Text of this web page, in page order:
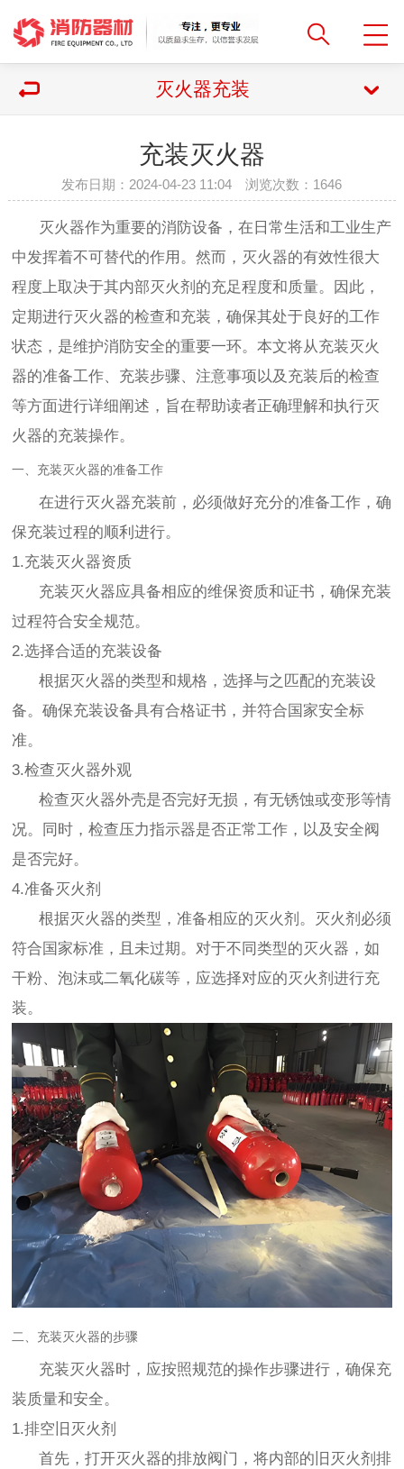
灭火器充装
充装灭火器
发布日期：2024-04-23 11:04 浏览次数： 1646
灭火器作为重要的消防设备，在日常生活和工业生产
中发挥着不可替代的作用。然而，灭火器的有效性很大
程度上取决于其内部灭火剂的充足程度和质量。因此，
定期进行灭火器的检查和充装，确保其处于良好的工作
状态，是维护消防安全的重要一环。本文将从充装灭火
器的准备工作、充装步骤、注意事项以及充装后的检查
等方面进行详细阐述，旨在帮助读者正确理解和执行灭
火器的充装操作。
一、充装灭火器的准备工作
在进行灭火器充装前，必须做好充分的准备工作，确
保充装过程的顺利进行。
1.充装灭火器资质
充装灭火器应具备相应的维保资质和证书，确保充装
过程符合安全规范。
2.选择合适的充装设备
根据灭火器的类型和规格，选择与之匹配的充装设
备。确保充装设备具有合格证书，并符合国家安全标
准。
3.检查灭火器外观
检查灭火器外壳是否完好无损，有无锈蚀或变形等情
况。同时，检查压力指示器是否正常工作，以及安全阀
是否完好。
4.准备灭火剂
根据灭火器的类型，准备相应的灭火剂。灭火剂必须
符合国家标准，且未过期。对于不同类型的灭火器，如
干粉、泡沫或二氧化碳等，应选择对应的灭火剂进行充
装。
二、充装灭火器的步骤
充装灭火器时，应按照规范的操作步骤进行，确保充
装质量和安全。
1.排空旧灭火剂
首先，打开灭火器的排放阀门，将内部的旧灭火剂排